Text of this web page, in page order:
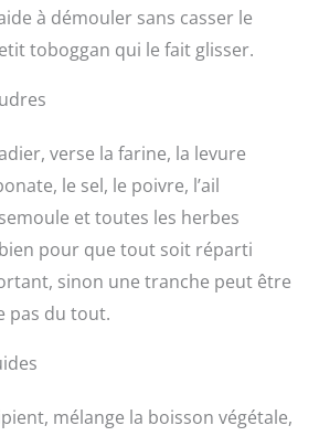
à démouler sans casser le
toboggan qui le fait glisser.
verse la farine, la levure
le sel, le poivre, l’ail
et toutes les herbes
pour que tout soit réparti
sinon une tranche peut être
pas du tout.
mélange la boisson végétale,